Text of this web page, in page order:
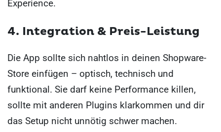
Experience.
4. Integration & Preis-Leistung
Die App sollte sich nahtlos in deinen Shopware-
Store einfügen – optisch, technisch und
funktional. Sie darf keine Performance killen,
sollte mit anderen Plugins klarkommen und dir
das Setup nicht unnötig schwer machen.